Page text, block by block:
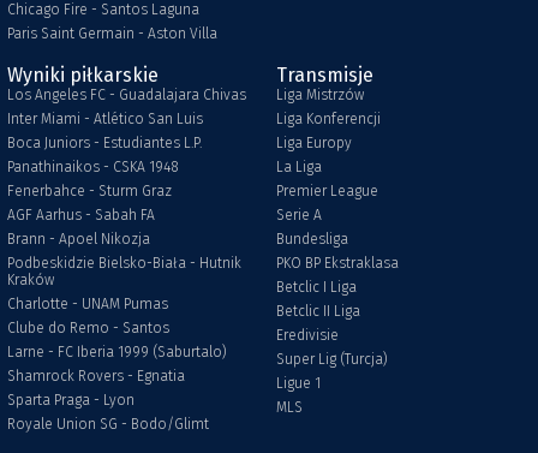
Chicago Fire - Santos Laguna
Paris Saint Germain - Aston Villa
Wyniki piłkarskie
Los Angeles FC - Guadalajara Chivas
Inter Miami - Atlético San Luis
Boca Juniors - Estudiantes L.P.
Panathinaikos - CSKA 1948
Fenerbahce - Sturm Graz
AGF Aarhus - Sabah FA
Brann - Apoel Nikozja
Podbeskidzie Bielsko-Biała - Hutnik
Kraków
Charlotte - UNAM Pumas
Clube do Remo - Santos
Larne - FC Iberia 1999 (Saburtalo)
Shamrock Rovers - Egnatia
Sparta Praga - Lyon
Royale Union SG - Bodo/Glimt
Transmisje
Liga Mistrzów
Liga Konferencji
Liga Europy
La Liga
Premier League
Serie A
Bundesliga
PKO BP Ekstraklasa
Betclic I Liga
Betclic II Liga
Eredivisie
Super Lig (Turcja)
Ligue 1
MLS